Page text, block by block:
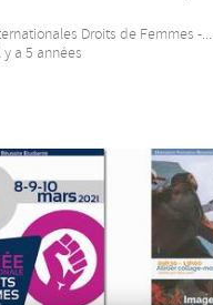
Droits de Femmes -...
y a 5 années